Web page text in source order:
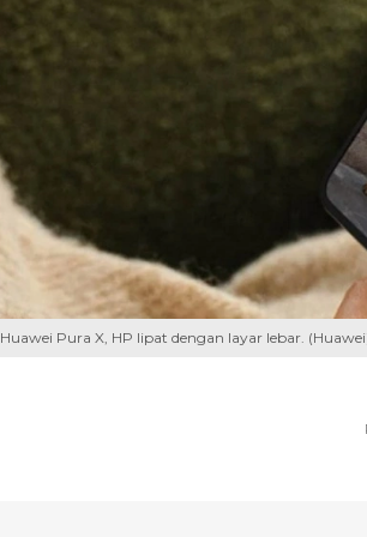
Huawei Pura X, HP lipat dengan layar lebar.